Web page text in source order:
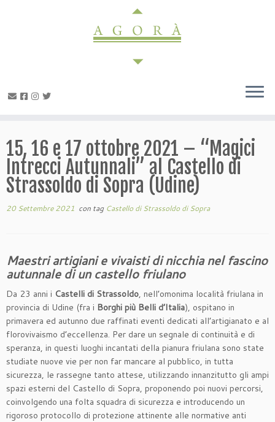
15, 16 e 17 ottobre 2021 – “Magici
Intrecci Autunnali” al Castello di
Strassoldo di Sopra (Udine)
20 Settembre 2021 con tag Castello di Strassoldo di Sopra
Maestri artigiani e vivaisti di nicchia nel fascino
autunnale di un castello friulano
Da 23 anni i Castelli di Strassoldo, nell’omonima località friulana in
provincia di Udine (fra i Borghi più Belli d’Italia), ospitano in
primavera ed autunno due raffinati eventi dedicati all’artigianato e al
florovivaismo d’eccellenza. Per dare un segnale di continuità e di
speranza, in questi luoghi incantati della pianura friulana sono state
studiate nuove vie per non far mancare al pubblico, in tutta
sicurezza, le rassegne tanto attese, utilizzando innanzitutto gli ampi
spazi esterni del Castello di Sopra, proponendo poi nuovi percorsi,
coinvolgendo una folta squadra di sicurezza e introducendo un
rigoroso protocollo di protezione attinente alle normative anti